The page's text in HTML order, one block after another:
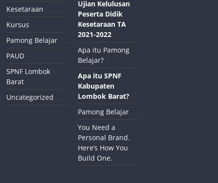
Kesetaraan
Kursus
Pamong Belajar
PAUD
SPNF Lombok
Barat
Uncategorized
Ujian Kelulusan
Peserta Didik
Kesetaraan TA
2021-2022
Apa itu Pamong
Belajar?
Apa itu SPNF
Kabupaten
Lombok Barat?
Pamong Belajar
You Need a
Personal Brand.
Here’s How You
Build One.